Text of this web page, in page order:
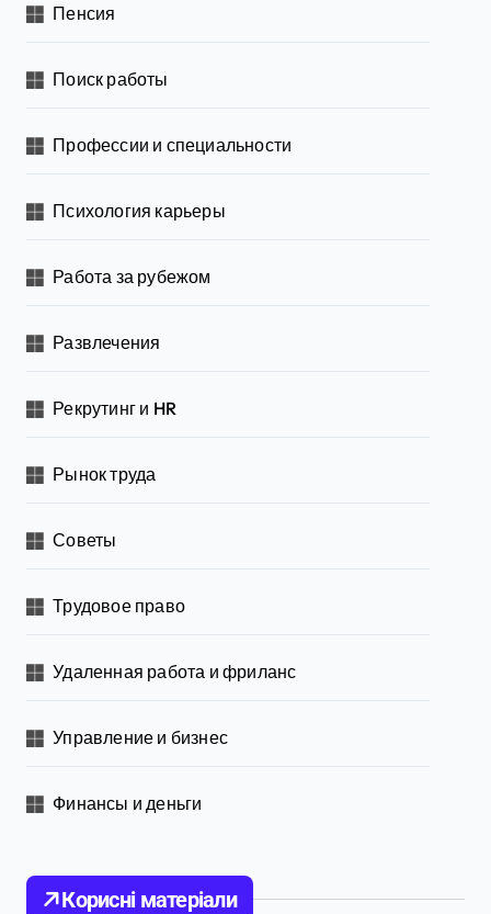
Пенсия
Поиск работы
Профессии и специальности
Психология карьеры
Работа за рубежом
Развлечения
Рекрутинг и HR
Рынок труда
Советы
Трудовое право
Удаленная работа и фриланс
Управление и бизнес
Финансы и деньги
Корисні матеріали